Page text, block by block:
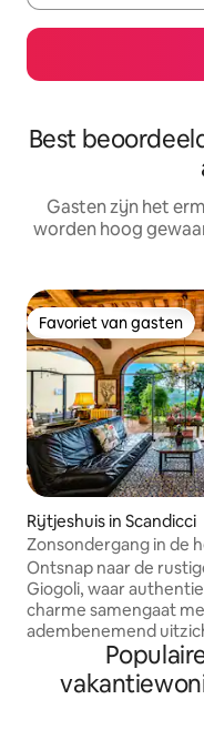
Best
Gasten zijn het
worden hoog
Favoriet van gasten
Favoriet van gasten
Rijtjeshuis in Scandicci
Zonsondergang in de
Florence • Giogoli
Ontsnap naar de
Giogoli, waar
charme samengaat
adembenemend
Dit elegante huis ligt
minuten van het
platteland van de